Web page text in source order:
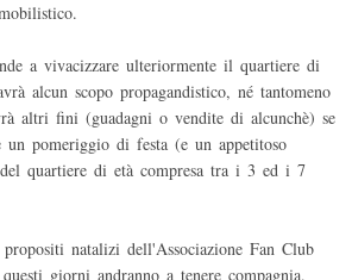
a vivacizzare ulteriormente il quartiere di
alcun scopo propagandistico, né tantomeno
altri fini (guadagni o vendite di alcunchè) se
pomeriggio di festa (e un appetitoso
quartiere di età compresa tra i 3 ed i 7
natalizi dell'Associazione Fan Club
giorni andranno a tenere compagnia,